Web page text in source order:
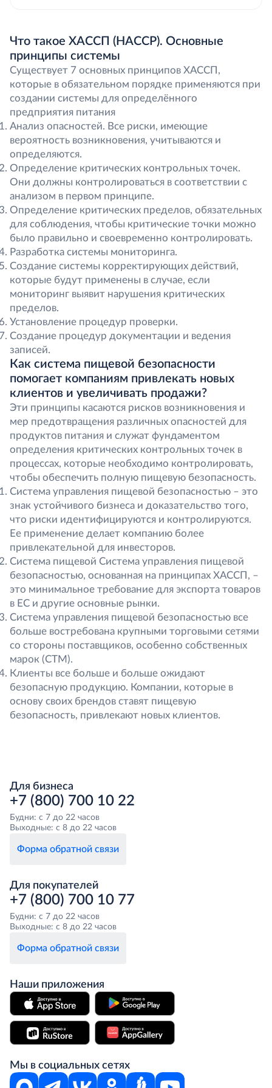
Что такое ХАССП (HACCP). Основные
принципы системы
Существует 7 основных принципов ХАССП,
которые в обязательном порядке применяются при
создании системы для определённого
предприятия питания
Анализ опасностей. Все риски, имеющие
вероятность возникновения, учитываются и
определяются.
Определение критических контрольных точек.
Они должны контролироваться в соответствии с
анализом в первом принципе.
Определение критических пределов, обязательных
для соблюдения, чтобы критические точки можно
было правильно и своевременно контролировать.
Разработка системы мониторинга.
Создание системы корректирующих действий,
которые будут применены в случае, если
мониторинг выявит нарушения критических
пределов.
Установление процедур проверки.
Создание процедур документации и ведения
записей.
Как система пищевой безопасности
помогает компаниям привлекать новых
клиентов и увеличивать продажи?
Эти принципы касаются рисков возникновения и
мер предотвращения различных опасностей для
продуктов питания и служат фундаментом
определения критических контрольных точек в
процессах, которые необходимо контролировать,
чтобы обеспечить полную пищевую безопасность.
Система управления пищевой безопасностью – это
знак устойчивого бизнеса и доказательство того,
что риски идентифицируются и контролируются.
Ее применение делает компанию более
привлекательной для инвесторов.
Система пищевой Система управления пищевой
безопасностью, основанная на принципах ХАССП, –
это минимальное требование для экспорта товаров
в ЕС и другие основные рынки.
Система управления пищевой безопасностью все
больше востребована крупными торговыми сетями
со стороны поставщиков, особенно собственных
марок (СТМ).
Клиенты все больше и больше ожидают
безопасную продукцию. Компании, которые в
основу своих брендов ставят пищевую
безопасность, привлекают новых клиентов.
Для бизнеса
+7 (800) 700 10 22
Будни: с 7 до 22 часов
Выходные: с 8 до 22 часов
Форма обратной связи
Для покупателей
+7 (800) 700 10 77
Будни: с 7 до 22 часов
Выходные: с 8 до 22 часов
Форма обратной связи
Наши приложения
Мы в социальных сетях